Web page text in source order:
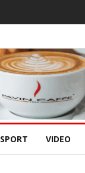
SPORT VIDEO